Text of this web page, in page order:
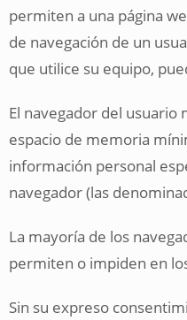
permiten a una página
de navegación de un
que utilice su equipo,
El navegador del
espacio de memoria
información personal
navegador (las
La mayoría de los
permiten o impiden en
Sin su expreso